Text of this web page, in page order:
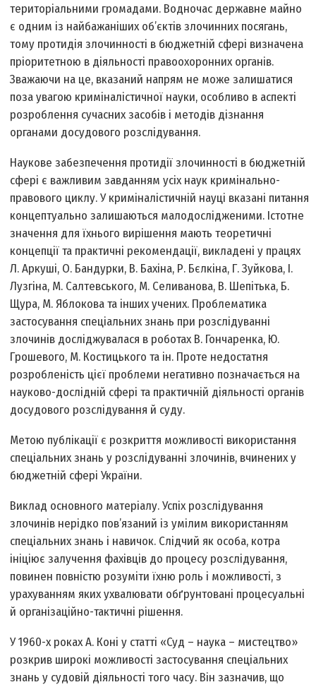
територіальними громадами. Водночас державне майно
є одним із найбажаніших об’єктів злочинних посягань,
тому протидія злочинності в бюджетній сфері визначена
пріоритетною в діяльності правоохоронних органів.
Зважаючи на це, вказаний напрям не може залишатися
поза увагою криміналістичної науки, особливо в аспекті
розроблення сучасних засобів і методів дізнання
органами досудового розслідування.
Наукове забезпечення протидії злочинності в бюджетній
сфері є важливим завданням усіх наук кримінально-
правового циклу. У криміналістичній науці вказані питання
концептуально залишаються малодослідженими. Істотне
значення для їхнього вирішення мають теоретичні
концепції та практичні рекомендації, викладені у працях
Л. Аркуші, О. Бандурки, В. Бахіна, Р. Бєлкіна, Г. Зуйкова, І.
Лузгіна, М. Салтевського, М. Селиванова, В. Шепітька, Б.
Щура, М. Яблокова та інших учених. Проблематика
застосування спеціальних знань при розслідуванні
злочинів досліджувалася в роботах В. Гончаренка, Ю.
Грошевого, М. Костицького та ін. Проте недостатня
розробленість цієї проблеми негативно позначається на
науково-дослідній сфері та практичній діяльності органів
досудового розслідування й суду.
Метою публікації є розкриття можливості використання
спеціальних знань у розслідуванні злочинів, вчинених у
бюджетній сфері України.
Виклад основного матеріалу. Успіх розслідування
злочинів нерідко пов’язаний із умілим використанням
спеціальних знань і навичок. Слідчий як особа, котра
ініціює залучення фахівців до процесу розслідування,
повинен повністю розуміти їхню роль і можливості, з
урахуванням яких ухвалювати обґрунтовані процесуальні
й організаційно-тактичні рішення.
У 1960-х роках А. Коні у статті «Суд – наука – мистецтво»
розкрив широкі можливості застосування спеціальних
знань у судовій діяльності того часу. Він зазначив, що